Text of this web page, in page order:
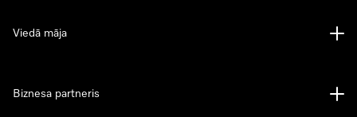
Viedā māja
Biznesa partneris